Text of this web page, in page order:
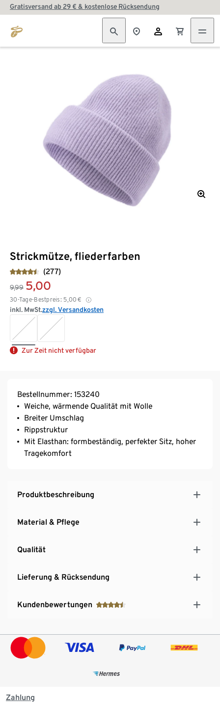
Gratisversand ab 29 € & kostenlose Rücksendung
Strickmütze, fliederfarben
(277)
9,99 5,00
30-Tage-Bestpreis: 5,00 €
inkl. MwSt.zzgl. Versandkosten
Zur Zeit nicht verfügbar
Bestellnummer: 153240
Weiche, wärmende Qualität mit Wolle
Breiter Umschlag
Rippstruktur
Mit Elasthan: formbeständig, perfekter Sitz, hoher
Tragekomfort
Produktbeschreibung
Material & Pflege
Qualität
Lieferung & Rücksendung
Kundenbewertungen
Zahlung